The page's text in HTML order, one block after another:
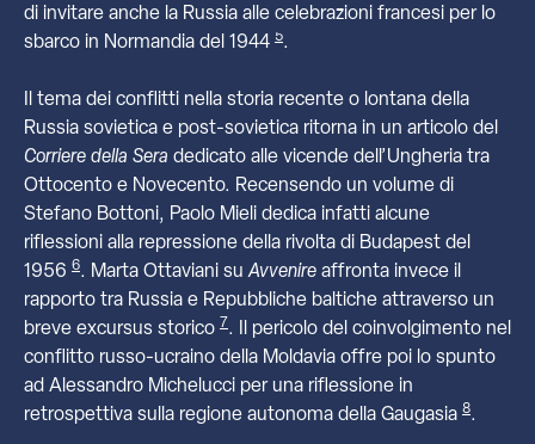
di invitare anche la Russia alle celebrazioni francesi per lo
sbarco in Normandia del 1944 5.
Il tema dei conflitti nella storia recente o lontana della
Russia sovietica e post-sovietica ritorna in un articolo del
Corriere della Sera dedicato alle vicende dell’Ungheria tra
Ottocento e Novecento. Recensendo un volume di
Stefano Bottoni, Paolo Mieli dedica infatti alcune
riflessioni alla repressione della rivolta di Budapest del
1956 6. Marta Ottaviani suAvvenire affronta invece il
rapporto tra Russia e Repubbliche baltiche attraverso un
breve excursus storico 7. Il pericolo del coinvolgimento nel
conflitto russo-ucraino della Moldavia offre poi lo spunto
ad Alessandro Michelucci per una riflessione in
retrospettiva sulla regione autonoma della Gaugasia 8.